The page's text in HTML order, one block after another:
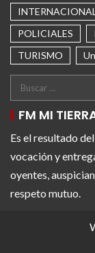
POLICIALES
TURISMO
FM MI
Es el resultado
vocación y
oyentes,
respeto mutuo.